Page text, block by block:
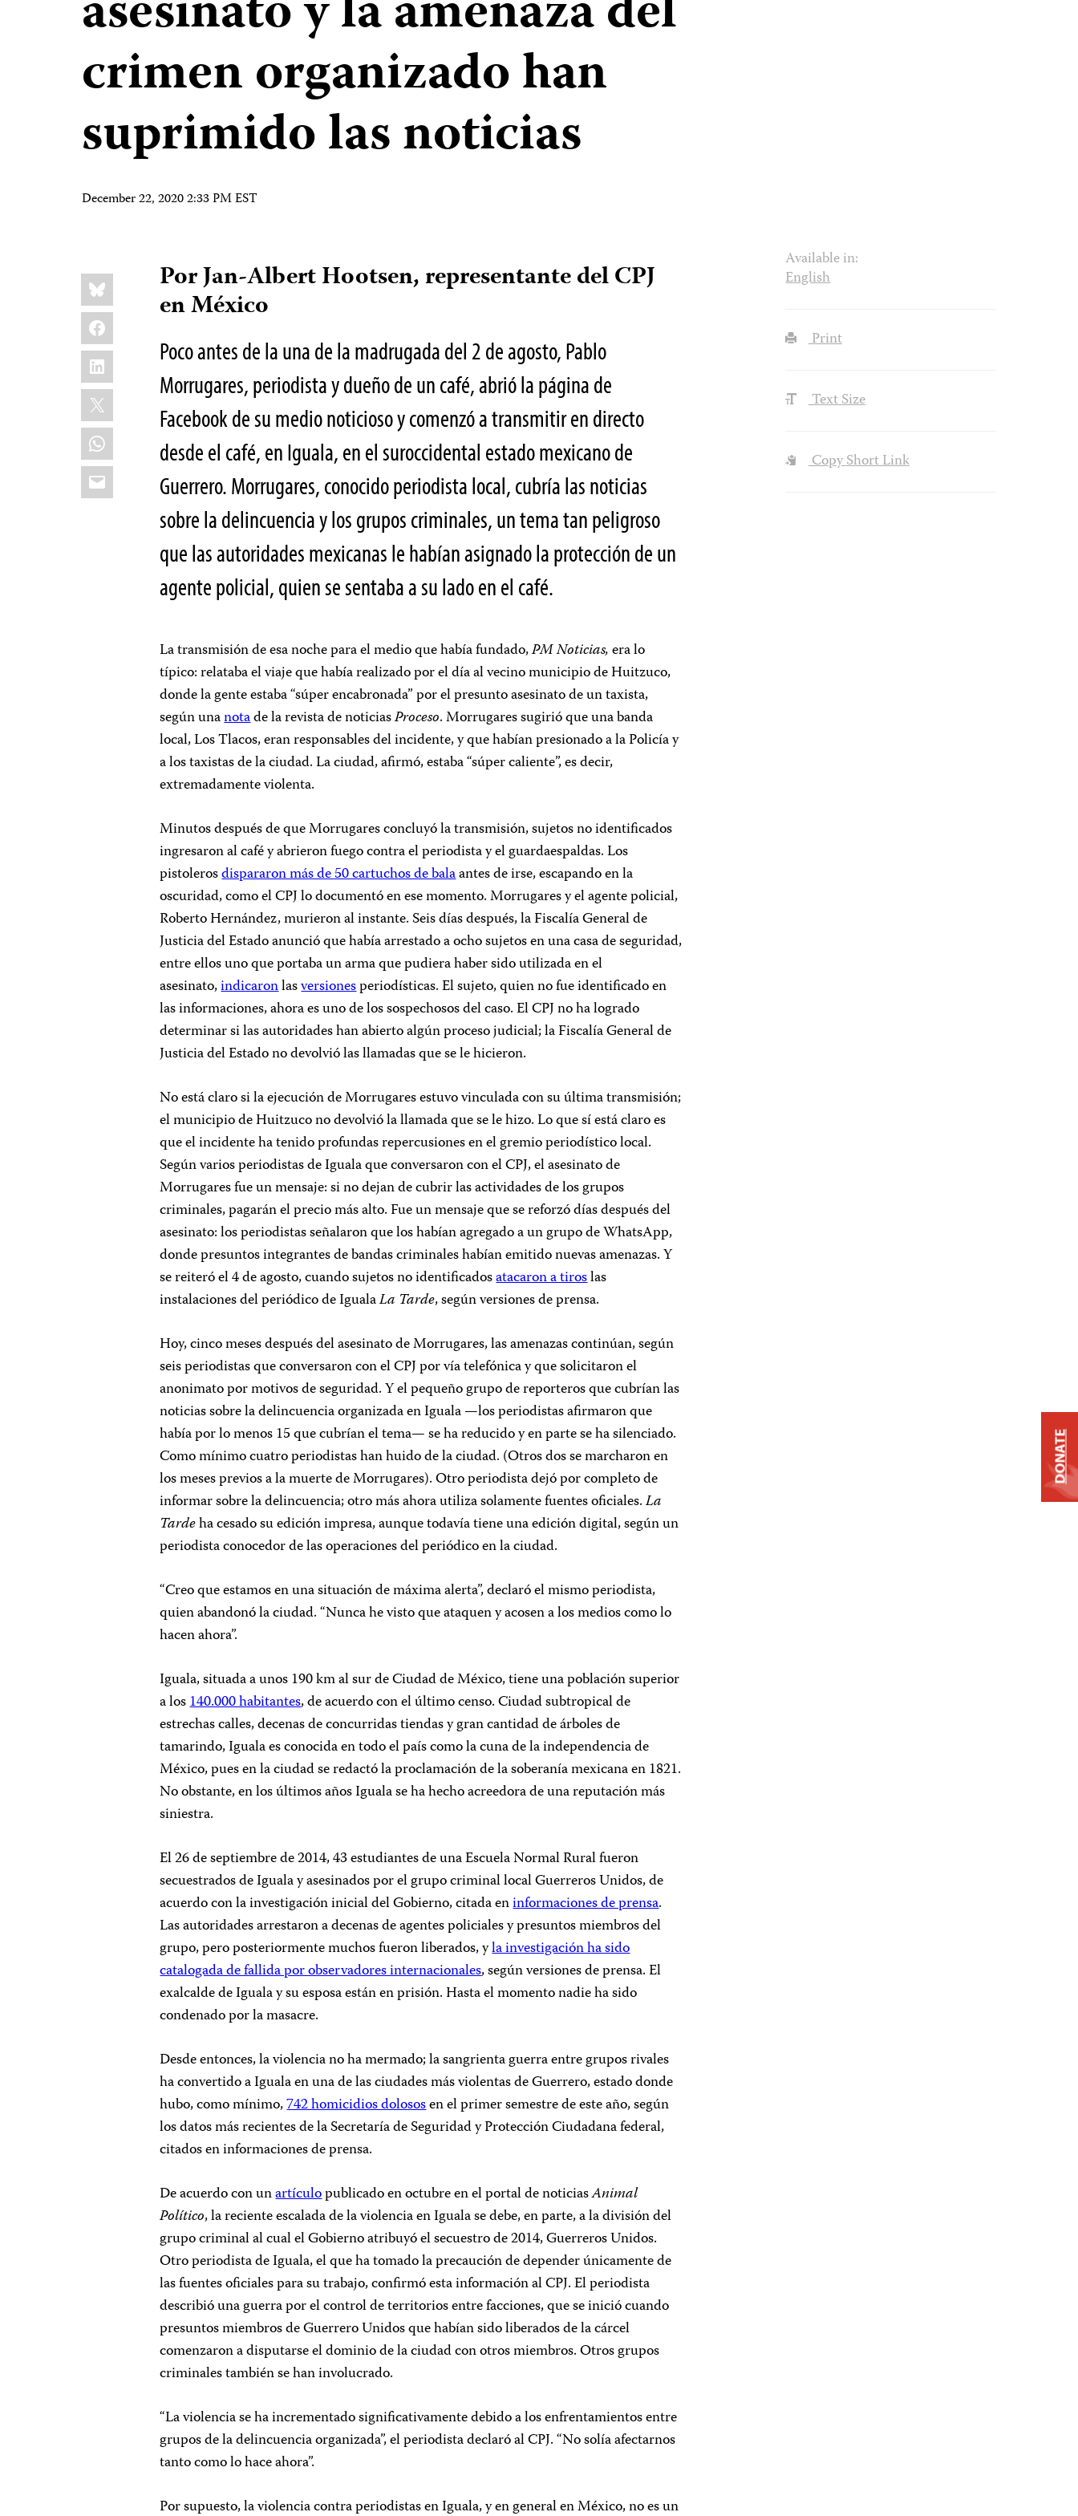
crimen organizado han
suprimido las noticias
December 22, 2020 2:33 PM EST
Share
this:
Bluesky
Facebook
LinkedIn
X
WhatsApp
Email
Por Jan-Albert Hootsen, representante del CPJ
en México
Poco antes de la una de la madrugada del 2 de agosto, Pablo
Morrugares, periodista y dueño de un café, abrió la página de
Facebook de su medio noticioso y comenzó a transmitir en directo
desde el café, en Iguala, en el suroccidental estado mexicano de
Guerrero. Morrugares, conocido periodista local, cubría las noticias
sobre la delincuencia y los grupos criminales, un tema tan peligroso
que las autoridades mexicanas le habían asignado la protección de un
agente policial, quien se sentaba a su lado en el café.
La transmisión de esa noche para el medio que había fundado,PM Noticias,era lo
típico: relataba el viaje que había realizado por el día al vecino municipio de Huitzuco,
donde la gente estaba “súper encabronada” por el presunto asesinato de un taxista,
según unanotade la revista de noticiasProceso. Morrugares sugirió que una banda
local, Los Tlacos, eran responsables del incidente, y que habían presionado a la Policía y
a los taxistas de la ciudad. La ciudad, afirmó, estaba “súper caliente”, es decir,
extremadamente violenta.
Minutos después de que Morrugares concluyó la transmisión, sujetos no identificados
ingresaron al café y abrieron fuego contra el periodista y el guardaespaldas. Los
pistolerosdispararon más de 50 cartuchos de balaantes de irse, escapando en la
oscuridad, como el CPJ lo documentó en ese momento. Morrugares y el agente policial,
Roberto Hernández, murieron al instante. Seis días después, la Fiscalía General de
Justicia del Estado anunció que había arrestado a ocho sujetos en una casa de seguridad,
entre ellos uno que portaba un arma que pudiera haber sido utilizada en el
asesinato,indicaronlasversionesperiodísticas. El sujeto, quien no fue identificado en
las informaciones, ahora es uno de los sospechosos del caso. El CPJ no ha logrado
determinar si las autoridades han abierto algún proceso judicial; la Fiscalía General de
Justicia del Estado no devolvió las llamadas que se le hicieron.
No está claro si la ejecución de Morrugares estuvo vinculada con su última transmisión;
el municipio de Huitzuco no devolvió la llamada que se le hizo. Lo que sí está claro es
que el incidente ha tenido profundas repercusiones en el gremio periodístico local.
Según varios periodistas de Iguala que conversaron con el CPJ, el asesinato de
Morrugares fue un mensaje: si no dejan de cubrir las actividades de los grupos
criminales, pagarán el precio más alto. Fue un mensaje que se reforzó días después del
asesinato: los periodistas señalaron que los habían agregado a un grupo de WhatsApp,
donde presuntos integrantes de bandas criminales habían emitido nuevas amenazas. Y
se reiteró el 4 de agosto, cuando sujetos no identificadosatacaron a tiroslas
instalaciones del periódico de IgualaLa Tarde, según versiones de prensa.
Hoy, cinco meses después del asesinato de Morrugares, las amenazas continúan, según
seis periodistas que conversaron con el CPJ por vía telefónica y que solicitaron el
anonimato por motivos de seguridad. Y el pequeño grupo de reporteros que cubrían las
noticias sobre la delincuencia organizada en Iguala —los periodistas afirmaron que
había por lo menos 15 que cubrían el tema— se ha reducido y en parte se ha silenciado.
Como mínimo cuatro periodistas han huido de la ciudad. (Otros dos se marcharon en
los meses previos a la muerte de Morrugares). Otro periodista dejó por completo de
informar sobre la delincuencia; otro más ahora utiliza solamente fuentes oficiales.La
Tardeha cesado su edición impresa, aunque todavía tiene una edición digital, según un
periodista conocedor de las operaciones del periódico en la ciudad.
“Creo que estamos en una situación de máxima alerta”, declaró el mismo periodista,
quien abandonó la ciudad. “Nunca he visto que ataquen y acosen a los medios como lo
hacen ahora”.
Iguala, situada a unos 190 km al sur de Ciudad de México, tiene una población superior
a los140.000 habitantes, de acuerdo con el último censo. Ciudad subtropical de
estrechas calles, decenas de concurridas tiendas y gran cantidad de árboles de
tamarindo, Iguala es conocida en todo el país como la cuna de la independencia de
México, pues en la ciudad se redactó la proclamación de la soberanía mexicana en 1821.
No obstante, en los últimos años Iguala se ha hecho acreedora de una reputación más
siniestra.
El 26 de septiembre de 2014, 43 estudiantes de una Escuela Normal Rural fueron
secuestrados de Iguala y asesinados por el grupo criminal local Guerreros Unidos, de
acuerdo con la investigación inicial del Gobierno, citada eninformaciones de prensa.
Las autoridades arrestaron a decenas de agentes policiales y presuntos miembros del
grupo, pero posteriormente muchos fueron liberados, yla investigación ha sido
catalogada de fallida por observadores internacionales, según versiones de prensa. El
exalcalde de Iguala y su esposa están en prisión. Hasta el momento nadie ha sido
condenado por la masacre.
Desde entonces, la violencia no ha mermado; la sangrienta guerra entre grupos rivales
ha convertido a Iguala en una de las ciudades más violentas de Guerrero, estado donde
hubo, como mínimo,742 homicidios dolososen el primer semestre de este año, según
los datos más recientes de la Secretaría de Seguridad y Protección Ciudadana federal,
citados en informaciones de prensa.
De acuerdo con unartículopublicado en octubre en el portal de noticiasAnimal
Político, la reciente escalada de la violencia en Iguala se debe, en parte, a la división del
grupo criminal al cual el Gobierno atribuyó el secuestro de 2014, Guerreros Unidos.
Otro periodista de Iguala, el que ha tomado la precaución de depender únicamente de
las fuentes oficiales para su trabajo, confirmó esta información al CPJ. El periodista
describió una guerra por el control de territorios entre facciones, que se inició cuando
presuntos miembros de Guerrero Unidos que habían sido liberados de la cárcel
comenzaron a disputarse el dominio de la ciudad con otros miembros. Otros grupos
criminales también se han involucrado.
“La violencia se ha incrementado significativamente debido a los enfrentamientos entre
grupos de la delincuencia organizada”, el periodista declaró al CPJ. “No solía afectarnos
tanto como lo hace ahora”.
Por supuesto, la violencia contra periodistas en Iguala, y en general en México, no es un
Available in:
English
Print
Text Size
Copy Short Link
DONATE